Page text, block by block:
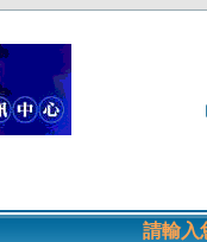
請輸入